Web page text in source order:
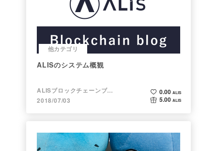
他カテゴリ
ALISのシステム概観
ALISブロックチェーンブログ
2018/07/03
0.00 ALIS
5.00 ALIS